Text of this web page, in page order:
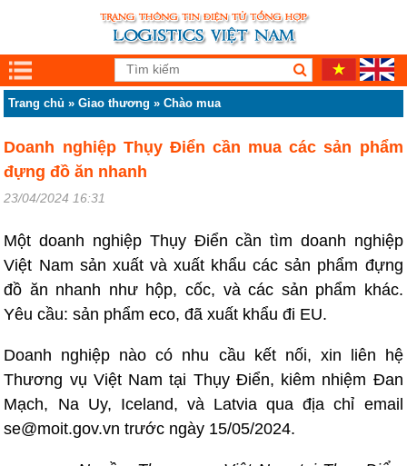
Trang chủ »Giao thương »Chào mua
Doanh nghiệp Thụy Điển cần mua các sản phẩm
đựng đồ ăn nhanh
23/04/2024 16:31
Một doanh nghiệp Thụy Điển cần tìm doanh nghiệp
Việt Nam sản xuất và xuất khẩu các sản phẩm đựng
đồ ăn nhanh như hộp, cốc, và các sản phẩm khác.
Yêu cầu: sản phẩm eco, đã xuất khẩu đi EU.
Doanh nghiệp nào có nhu cầu kết nối, xin liên hệ
Thương vụ Việt Nam tại Thụy Điển, kiêm nhiệm Đan
Mạch, Na Uy, Iceland, và Latvia qua địa chỉ email
se@moit.gov.vn trước ngày 15/05/2024.